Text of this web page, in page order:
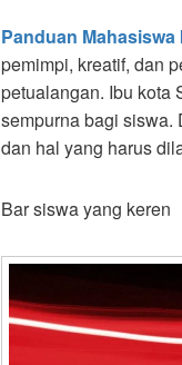
Panduan
pemimpi, kreatif, dan
petualangan. Ibu kota
sempurna bagi siswa.
dan hal yang harus
Bar siswa yang keren